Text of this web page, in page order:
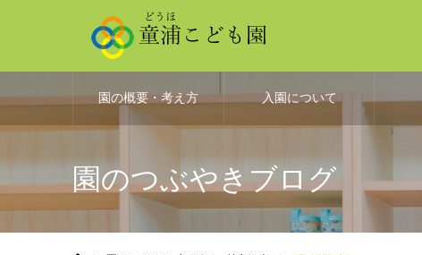
園の概要・考え方 入園について
園のつぶやきブログ